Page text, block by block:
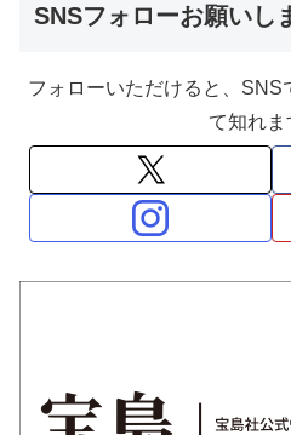
SNSフォローお願いし
フォローいただけると、SNS
て知れま